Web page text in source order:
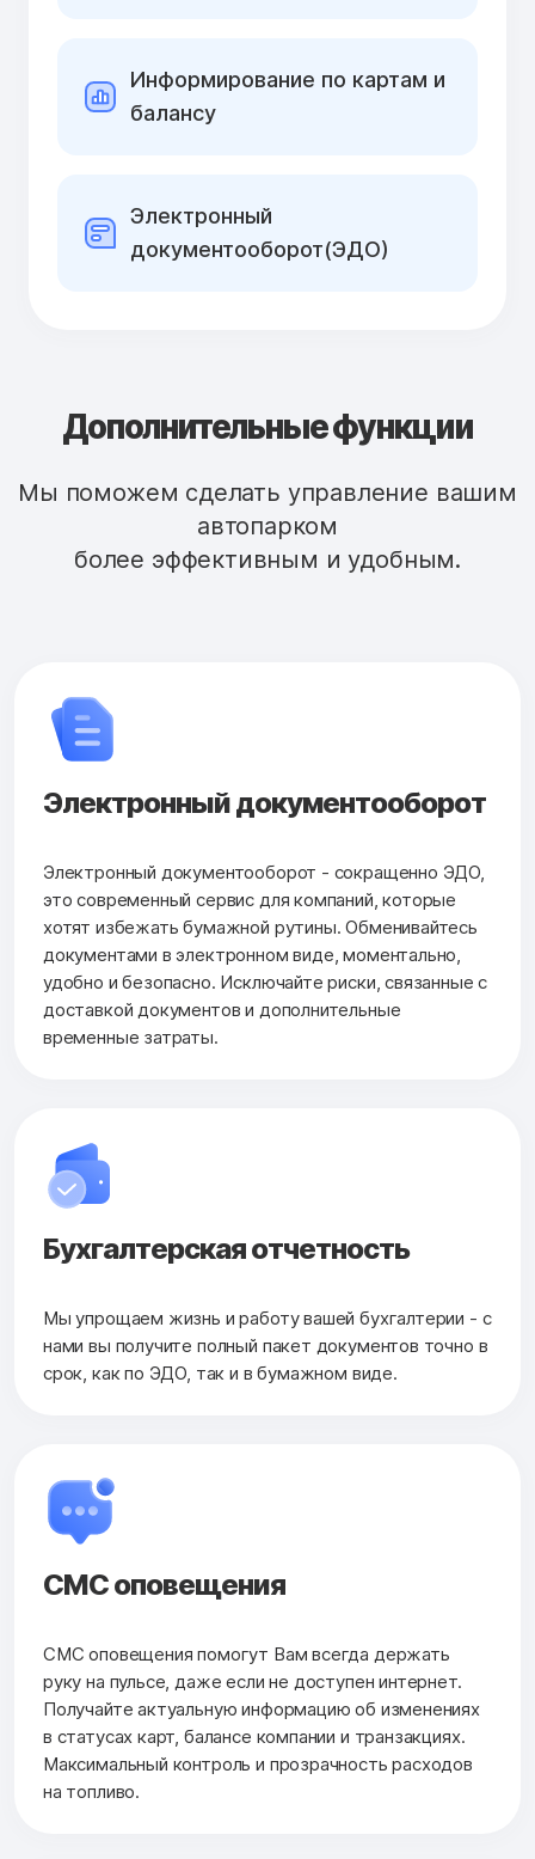
Информирование по картам и
балансу
Электронный
документооборот(ЭДО)
Дополнительные функции
Мы поможем сделать управление вашим
автопарком
более эффективным и удобным.
Электронный документооборот
Электронный документооборот - сокращенно ЭДО,
это современный сервис для компаний, которые
хотят избежать бумажной рутины. Обменивайтесь
документами в электронном виде, моментально,
удобно и безопасно. Исключайте риски, связанные с
доставкой документов и дополнительные
временные затраты.
Бухгалтерскаяотчетность
Мы упрощаем жизнь и работу вашей бухгалтерии - с
нами вы получите полный пакет документов точно в
срок, как по ЭДО, так и в бумажном виде.
СМС оповещения
СМС оповещения помогут Вам всегда держать
руку на пульсе, даже если не доступен интернет.
Получайте актуальную информацию об изменениях
в статусах карт, балансе компании и транзакциях.
Максимальный контроль и прозрачность расходов
на топливо.